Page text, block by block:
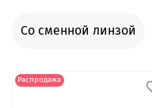
Со сменной линзой
Распродажа